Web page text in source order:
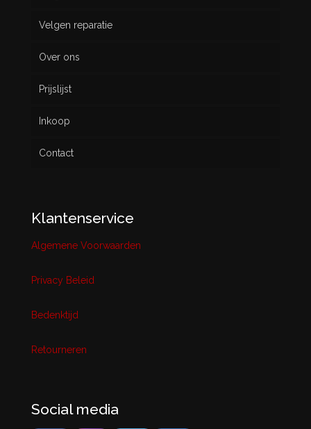
Gebruikt
Velgen reparatie
Over ons
Prijslijst
Inkoop
Contact
Klantenservice
Algemene Voorwaarden
Privacy Beleid
Bedenktijd
Retourneren
Social media